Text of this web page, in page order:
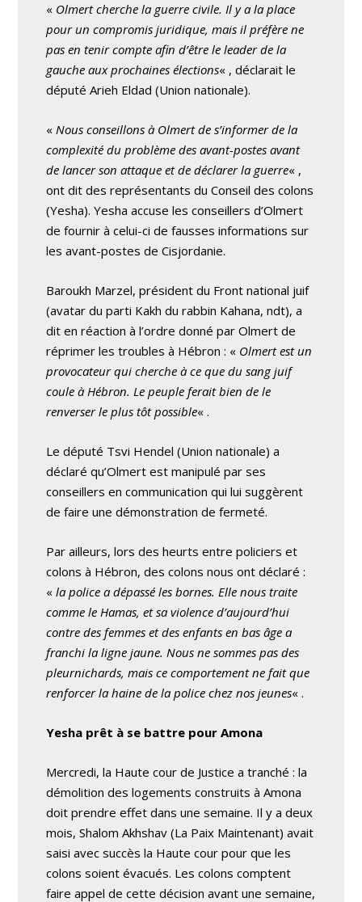
« Olmert cherche la guerre civile. Il y a la place
pour un compromis juridique, mais il préfère ne
pas en tenir compte afin d’être le leader de la
gauche aux prochaines élections« , déclarait le
député Arieh Eldad (Union nationale).
«Nous conseillons à Olmert de s’informer de la
complexité du problème des avant-postes avant
de lancer son attaque et de déclarer la guerre« ,
ont dit des représentants du Conseil des colons
(Yesha). Yesha accuse les conseillers d’Olmert
de fournir à celui-ci de fausses informations sur
les avant-postes de Cisjordanie.
Baroukh Marzel, président du Front national juif
(avatar du parti Kakh du rabbin Kahana, ndt), a
dit en réaction à l’ordre donné par Olmert de
réprimer les troubles à Hébron : « Olmert est un
provocateur qui cherche à ce que du sang juif
coule à Hébron. Le peuple ferait bien de le
renverser le plus tôt possible« .
Le député Tsvi Hendel (Union nationale) a
déclaré qu’Olmert est manipulé par ses
conseillers en communication qui lui suggèrent
de faire une démonstration de fermeté.
Par ailleurs, lors des heurts entre policiers et
colons à Hébron, des colons nous ont déclaré :
«la police a dépassé les bornes. Elle nous traite
comme le Hamas, et sa violence d’aujourd’hui
contre des femmes et des enfants en bas âge a
franchi la ligne jaune. Nous ne sommes pas des
pleurnichards, mais ce comportement ne fait que
renforcer la haine de la police chez nos jeunes« .
Yesha prêt à se battre pour Amona
Mercredi, la Haute cour de Justice a tranché : la
démolition des logements construits à Amona
doit prendre effet dans une semaine. Il y a deux
mois, Shalom Akhshav (La Paix Maintenant) avait
saisi avec succès la Haute cour pour que les
colons soient évacués. Les colons comptent
faire appel de cette décision avant une semaine,